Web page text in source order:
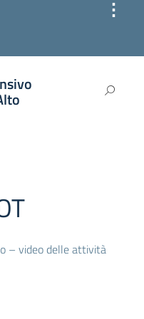
⋮
– video delle attività